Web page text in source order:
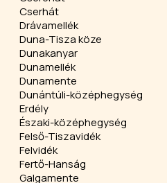
Cserhát
Drávamellék
Duna-Tisza köze
Dunakanyar
Dunamellék
Dunamente
Dunántúli-középhegység
Erdély
Északi-középhegység
Felső-Tiszavidék
Felvidék
Fertő-Hanság
Galgamente